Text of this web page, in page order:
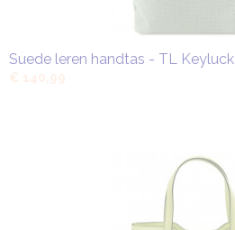
Suede leren handtas - TL Keyluck
€ 140,99